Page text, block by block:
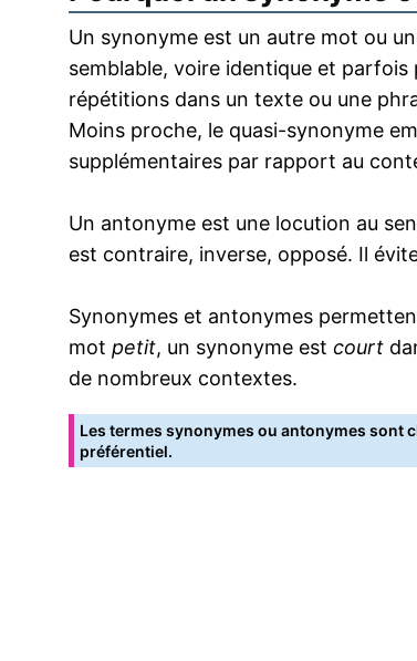
Un synonyme est un autre mot ou
semblable, voire identique et
répétitions dans un texte ou une
Moins proche, le quasi-synonyme
supplémentaires par rapport au
Un antonyme est une locution au
est contraire, inverse, opposé. Il
Synonymes et antonymes
mot petit, un synonyme est court
de nombreux contextes.
Les termes synonymes ou antonymes sont
préférentiel.